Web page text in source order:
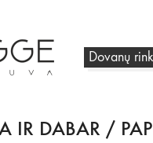
Dovanų
IR DABAR /